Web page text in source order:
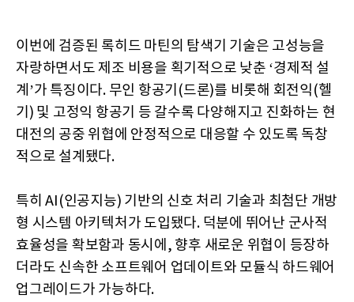
이번에 검증된 록히드 마틴의 탐색기 기술은 고성능을
자랑하면서도 제조 비용을 획기적으로 낮춘 ‘경제적 설
계’가 특징이다. 무인 항공기(드론)를 비롯해 회전익(헬
기) 및 고정익 항공기 등 갈수록 다양해지고 진화하는 현
대전의 공중 위협에 안정적으로 대응할 수 있도록 독창
적으로 설계됐다.
특히 AI(인공지능) 기반의 신호 처리 기술과 최첨단 개방
형 시스템 아키텍처가 도입됐다. 덕분에 뛰어난 군사적
효율성을 확보함과 동시에, 향후 새로운 위협이 등장하
더라도 신속한 소프트웨어 업데이트와 모듈식 하드웨어
업그레이드가 가능하다.